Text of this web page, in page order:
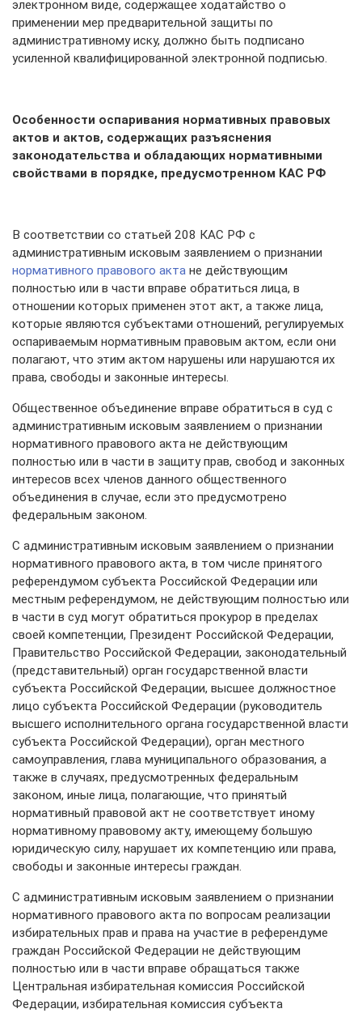
электронном виде, содержащее ходатайство о
применении мер предварительной защиты по
административному иску, должно быть подписано
усиленной квалифицированной электронной подписью.
Особенности оспаривания нормативных правовых
актов и актов, содержащих разъяснения
законодательства и обладающих нормативными
свойствами в порядке, предусмотренном КАС РФ
В соответствии со статьей 208 КАС РФ с
административным исковым заявлением о признании
нормативного правового акта не действующим
полностью или в части вправе обратиться лица, в
отношении которых применен этот акт, а также лица,
которые являются субъектами отношений, регулируемых
оспариваемым нормативным правовым актом, если они
полагают, что этим актом нарушены или нарушаются их
права, свободы и законные интересы.
Общественное объединение вправе обратиться в суд с
административным исковым заявлением о признании
нормативного правового акта не действующим
полностью или в части в защиту прав, свобод и законных
интересов всех членов данного общественного
объединения в случае, если это предусмотрено
федеральным законом.
С административным исковым заявлением о признании
нормативного правового акта, в том числе принятого
референдумом субъекта Российской Федерации или
местным референдумом, не действующим полностью или
в части в суд могут обратиться прокурор в пределах
своей компетенции, Президент Российской Федерации,
Правительство Российской Федерации, законодательный
(представительный) орган государственной власти
субъекта Российской Федерации, высшее должностное
лицо субъекта Российской Федерации (руководитель
высшего исполнительного органа государственной власти
субъекта Российской Федерации), орган местного
самоуправления, глава муниципального образования, а
также в случаях, предусмотренных федеральным
законом, иные лица, полагающие, что принятый
нормативный правовой акт не соответствует иному
нормативному правовому акту, имеющему большую
юридическую силу, нарушает их компетенцию или права,
свободы и законные интересы граждан.
С административным исковым заявлением о признании
нормативного правового акта по вопросам реализации
избирательных прав и права на участие в референдуме
граждан Российской Федерации не действующим
полностью или в части вправе обращаться также
Центральная избирательная комиссия Российской
Федерации, избирательная комиссия субъекта